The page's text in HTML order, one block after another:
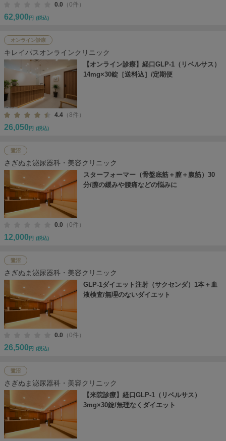
0.0 （0件）
62,900 円 (税込)
オンライン診療
キレイパスオンラインクリニック
【オンライン診療】経口GLP-1（リベルサス）
14mg×30錠［送料込］/定期便
4.4 （8件）
26,050 円 (税込)
鷺沼
さぎぬま泌尿器科・美容クリニック
スターフォーマー（骨盤底筋＋膣＋腹筋）30
分/膣の緩みや腰痛などの悩みに
0.0 （0件）
12,000 円 (税込)
鷺沼
さぎぬま泌尿器科・美容クリニック
GLP-1ダイエット注射（サクセンダ）1本＋血
液検査/無理のないダイエット
0.0 （0件）
26,500 円 (税込)
鷺沼
さぎぬま泌尿器科・美容クリニック
【来院診療】経口GLP-1（リベルサス）
3mg×30錠/無理なくダイエット